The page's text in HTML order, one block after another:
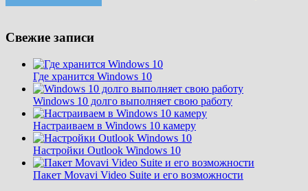
Свежие записи
Где хранится Windows 10
Windows 10 долго выполняет свою работу
Настраиваем в Windows 10 камеру
Настройки Outlook Windows 10
Пакет Movavi Video Suite и его возможности